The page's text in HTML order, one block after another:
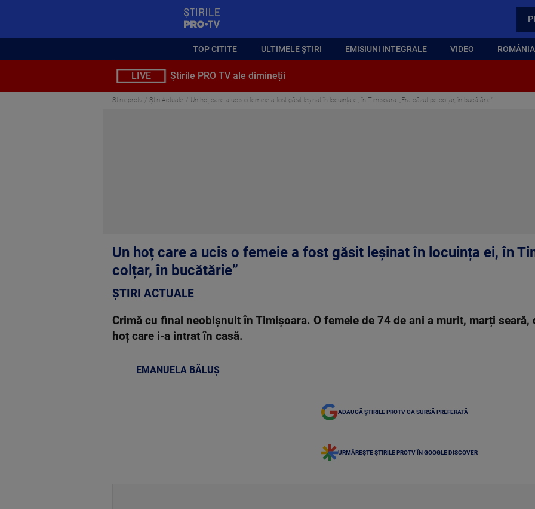
TOP CITITE ULTIMELE ȘTIRI EMISIUNI INTEGRALE VIDEO
LIVE Știrile PRO TV ale dimineții
Stirileprotv Știri Actuale Un hoț care a ucis o femeie a fost găsit leșinat în locuința ei, în Timișoara. „Era căzut pe colțar, în bucătărie”
Un hoț care a ucis o femeie a fost găsit leșinat în locuința ei, în
colțar, în bucătărie”
ȘTIRI ACTUALE
Crimă cu final neobișnuit în Timișoara. O femeie de 74 de ani a murit, marți
hoț care i-a intrat în casă.
EMANUELA BĂLUȘ
ADAUGĂ ȘTIRILE PROTV CA SURSĂ PREFERATĂ
URMĂREȘTE ȘTIRILE PROTV ÎN GOOGLE DISCOVER